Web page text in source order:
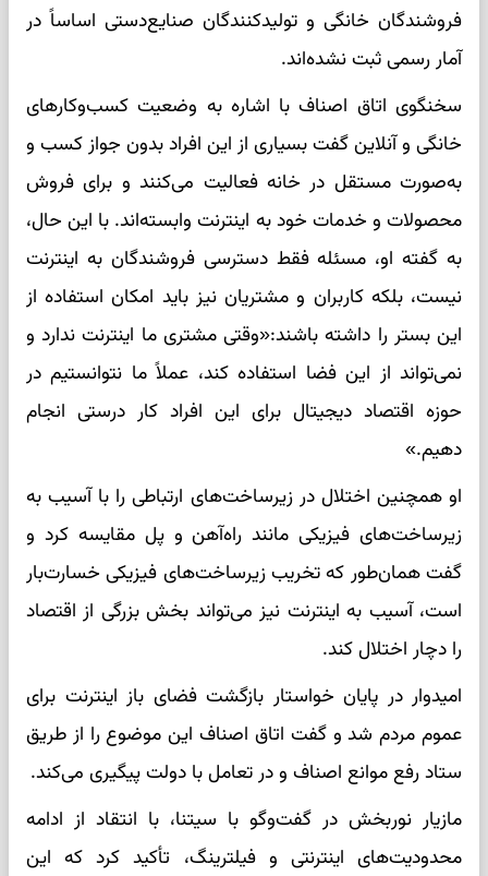
فروشندگان خانگی و تولیدکنندگان صنایع‌دستی اساساً در
آمار رسمی ثبت نشده‌اند.
سخنگوی اتاق اصناف با اشاره به وضعیت کسب‌وکارهای
خانگی و آنلاین گفت بسیاری از این افراد بدون جواز کسب و
به‌صورت مستقل در خانه فعالیت می‌کنند و برای فروش
محصولات و خدمات خود به اینترنت وابسته‌اند. با این حال،
به گفته او، مسئله فقط دسترسی فروشندگان به اینترنت
نیست، بلکه کاربران و مشتریان نیز باید امکان استفاده از
این بستر را داشته باشند:«وقتی مشتری ما اینترنت ندارد و
نمی‌تواند از این فضا استفاده کند، عملاً ما نتوانستیم در
حوزه اقتصاد دیجیتال برای این افراد کار درستی انجام
دهیم.»
او همچنین اختلال در زیرساخت‌های ارتباطی را با آسیب به
زیرساخت‌های فیزیکی مانند راه‌آهن و پل مقایسه کرد و
گفت همان‌طور که تخریب زیرساخت‌های فیزیکی خسارت‌بار
است، آسیب به اینترنت نیز می‌تواند بخش بزرگی از اقتصاد
را دچار اختلال کند.
امیدوار در پایان خواستار بازگشت فضای باز اینترنت برای
عموم مردم شد و گفت اتاق اصناف این موضوع را از طریق
ستاد رفع موانع اصناف و در تعامل با دولت پیگیری می‌کند.
مازیار نوربخش در گفت‌وگو با سیتنا، با انتقاد از ادامه
محدودیت‌های اینترنتی و فیلترینگ، تأکید کرد که این